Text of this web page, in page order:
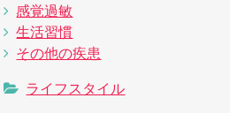
感覚過敏
生活習慣
その他の疾患
ライフスタイル